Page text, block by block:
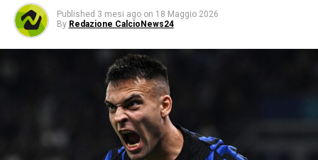
Published 3 mesi ago on 18 Maggio 2026
By Redazione CalcioNews24